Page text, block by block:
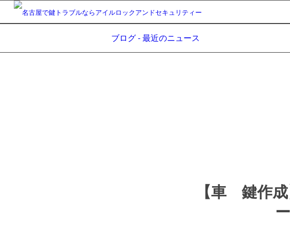
ブログ - 最近のニュース
【車 鍵作